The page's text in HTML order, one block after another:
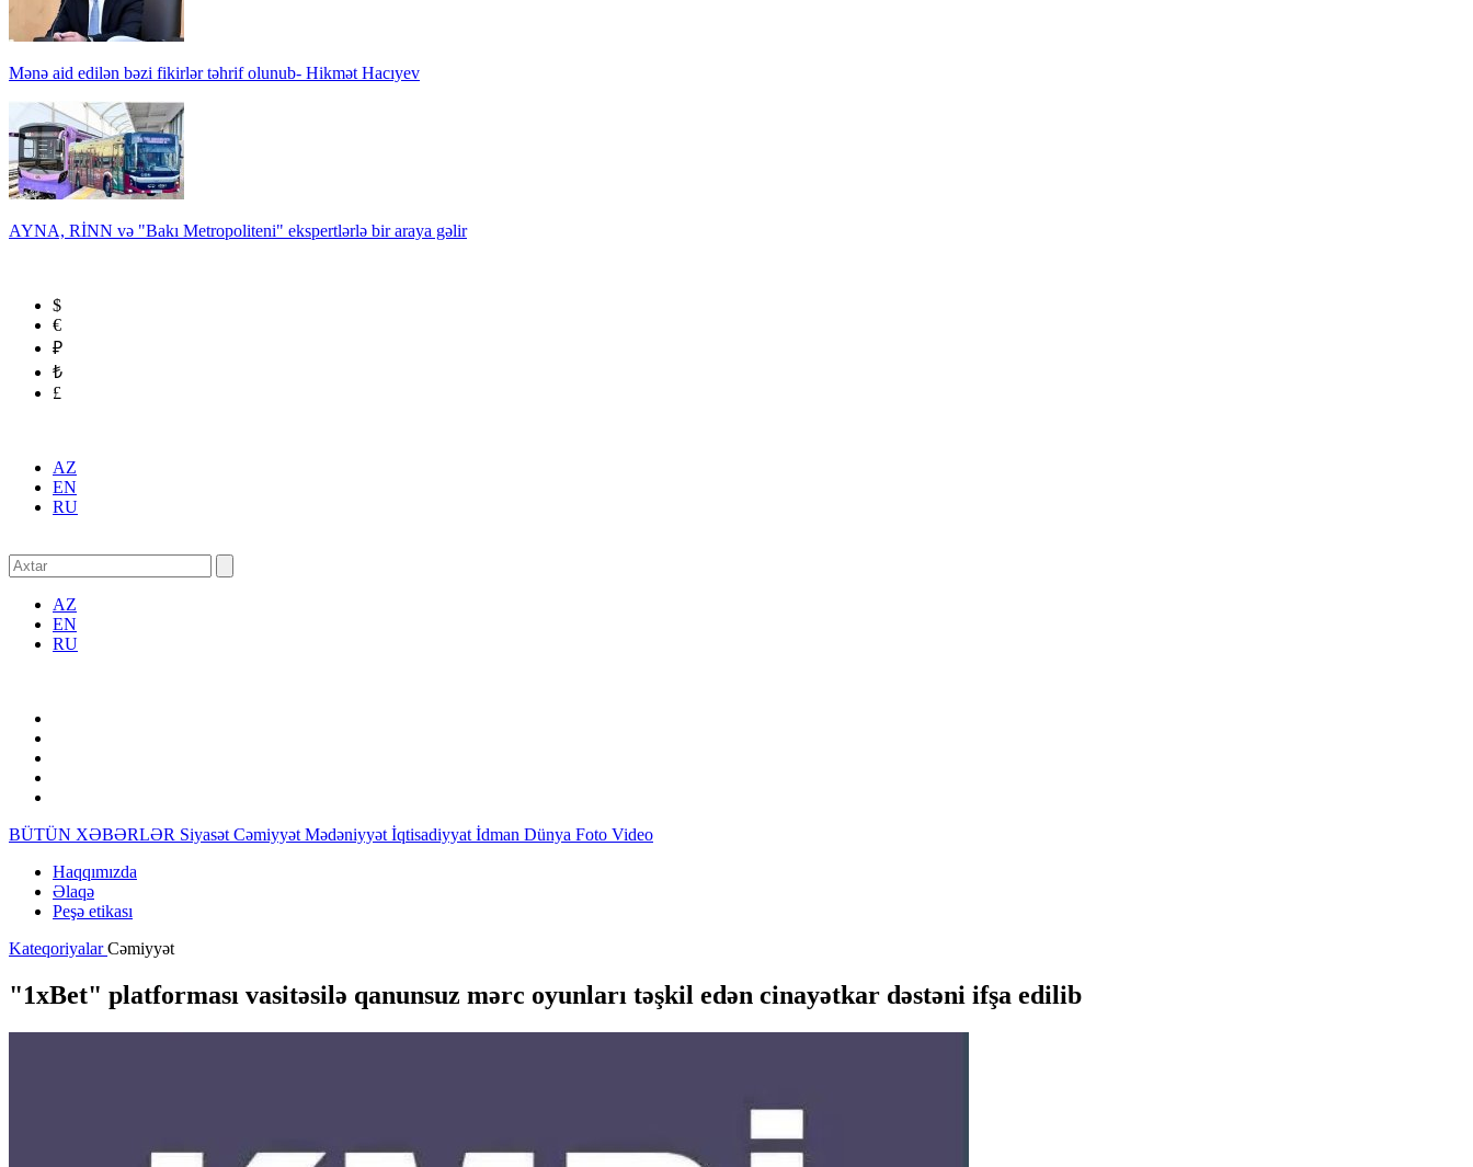
Mənə aid edilən bəzi fikirlər təhrif olunub- Hikmət Hacıyev
AYNA, RİNN və "Bakı Metropoliteni" ekspertlərlə bir araya gəlir
$
€
₽
₺
£
AZ
EN
RU
AZ
EN
RU
BÜTÜN XƏBƏRLƏR Siyasət Cəmiyyət Mədəniyyət İqtisadiyyat İdman Dünya Foto Video
Haqqımızda
Əlaqə
Peşə etikası
KateqoriyalarCəmiyyət
"1xBet" platforması vasitəsilə qanunsuz mərc oyunları təşkil edən cinayətkar dəstəni ifşa edilib